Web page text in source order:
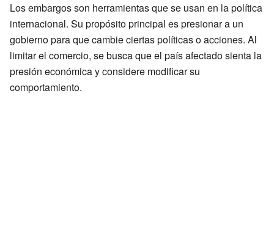
Los embargos son herramientas que se usan en la política
internacional. Su propósito principal es presionar a un
gobierno para que cambie ciertas políticas o acciones. Al
limitar el comercio, se busca que el país afectado sienta la
presión económica y considere modificar su
comportamiento.